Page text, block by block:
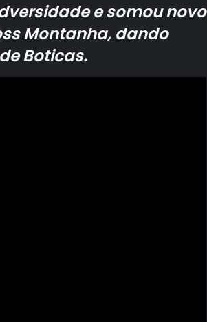
e somou novo
Montanha, dando
Boticas.